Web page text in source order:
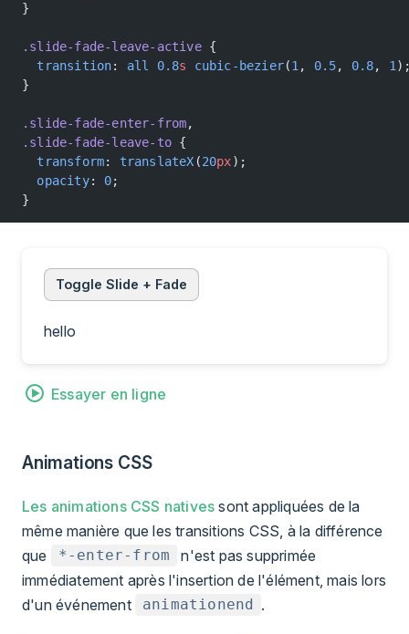
}
.slide-fade-leave-active {
  transition
: all 0.8s cubic-bezier(1, 0.5, 0.8, 1
}
.slide-fade-enter-from,
.slide-fade-leave-to {
  transform
: translateX (20px);
  opacity
: 0;
}
Toggle Slide + Fade
hello
Essayer en ligne
Animations CSS
Les animations CSS natives sont appliquées de la
même manière que les transitions CSS, à la différence
que
*-enter-from
n'est pas supprimée
immédiatement après l'insertion de l'élément, mais lors
d'un événement
animationend .